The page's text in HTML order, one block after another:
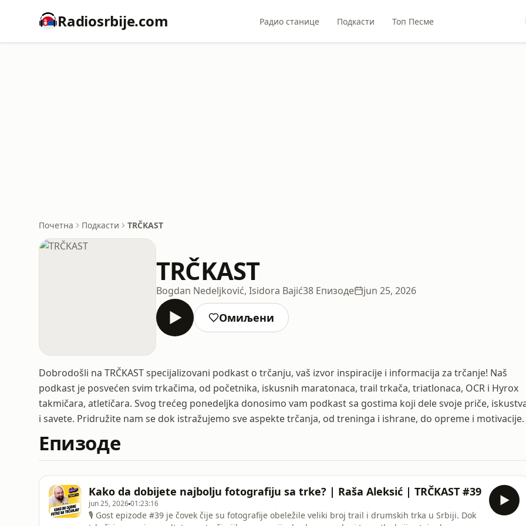
Radiosrbije.com Радио станице Подкасти Топ Песме
Почетна Подкасти TRČKAST
TRČKAST
Bogdan Nedeljković, Isidora Bajić38 Епизоде jun 25, 2026
Омиљени
Dobrodošli na TRČKAST specijalizovani podkast o trčanju, vaš izvor inspiracije i informacija za trčanje! Naš
podkast je posvećen svim trkačima, od početnika, iskusnih maratonaca, trail trkača, triatlonaca, OCR i Hyrox
takmičara, atletičara. Svog trećeg ponedeljka donosimo vam podkast sa gostima koji dele svoje priče,
i savete. Pridružite nam se dok istražujemo sve aspekte trčanja, od treninga i ishrane, do opreme i motivacije.
Епизоде
Kako da dobijete najbolju fotografiju sa trke? | Raša Aleksić | TRČKAST #39
jun 25, 202601:23:16
🎙 Gost epizode #39 je čovek čije su fotografije obeležile veliki broj trail i drumskih trka u Srbiji. Dok